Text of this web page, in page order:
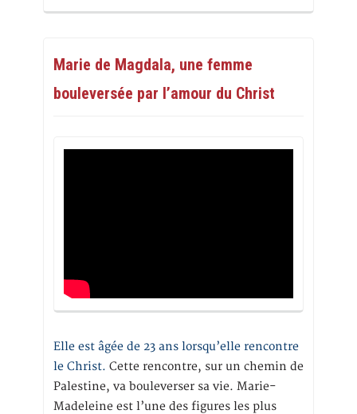
Marie de Magdala, une femme
bouleversée par l’amour du Christ
Elle est âgée de 23 ans lorsqu’elle rencontre
le Christ. Cette rencontre, sur un chemin de
Palestine, va bouleverser sa vie. Marie-
Madeleine est l’une des figures les plus